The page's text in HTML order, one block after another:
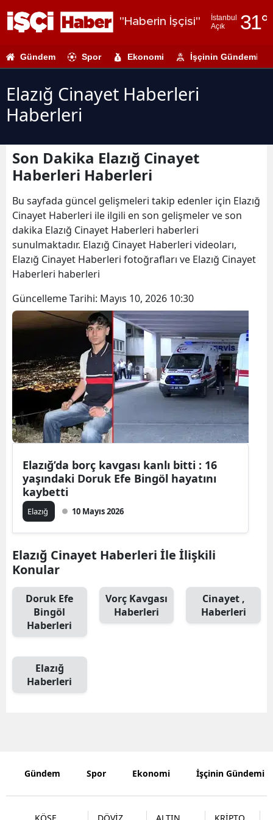
"Haberin İşçisi"
İstanbul
Açık
31°
Adıyaman
Artvin
Balıkesir
Bingöl
Bitlis
Bolu
Burdur
Bursa
Çanakkale
Diyarbakır
Elazığ
Erzincan
Isparta
Gündem Spor Ekonomi İşçinin Gündemi
Elazığ Cinayet Haberleri
Haberleri
Son Dakika Elazığ Cinayet
Haberleri Haberleri
Bu sayfada güncel gelişmeleri takip edenler için Elazığ
Cinayet Haberleri ile ilgili en son gelişmeler ve son
dakika Elazığ Cinayet Haberleri haberleri
sunulmaktadır. Elazığ Cinayet Haberleri videoları,
Elazığ Cinayet Haberleri fotoğrafları ve Elazığ Cinayet
Haberleri haberleri
Güncelleme Tarihi: Mayıs 10, 2026 10:30
Elazığ’da borç kavgası kanlı bitti : 16
yaşındaki Doruk Efe Bingöl hayatını
kaybetti
Elazığ 10 Mayıs 2026
Elazığ Cinayet Haberleri İle İlişkili
Konular
Doruk Efe
Bingöl
Haberleri
Vorç Kavgası
Haberleri
Cinayet ,
Haberleri
Elazığ
Haberleri
Gündem Spor Ekonomi İşçinin Gündemi